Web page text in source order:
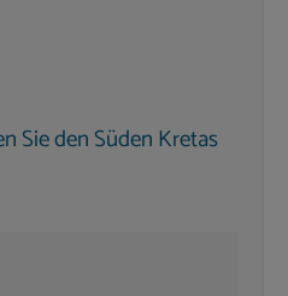
und
& Wasserkocher
Sie den Süden Kretas